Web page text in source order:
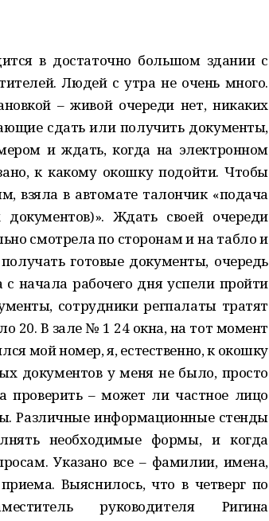
в достаточно большом здании с
Людей с утра не очень много.
– живой очереди нет, никаких
сдать или получить документы,
и ждать, когда на электронном
к какому окошку подойти. Чтобы
взяла в автомате талончик «подача
Ждать своей очереди
смотрела по сторонам и на табло и
готовые документы, очередь
с начала рабочего дня успели пройти
сотрудники регпалаты тратят
20. В зале № 1 24 окна, на тот момент
мой номер, я, естественно, к окошку
документов у меня не было, просто
проверить – может ли частное лицо
Различные информационные стенды
необходимые формы, и когда
Указано все – фамилии, имена,
Выяснилось, что в четверг по
руководителя Ригина